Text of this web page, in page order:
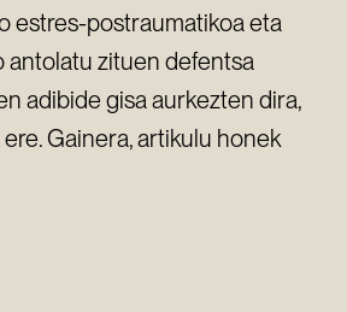
estres-postraumatikoa eta
antolatu zituen defentsa
adibide gisa aurkezten dira,
Gainera, artikulu honek